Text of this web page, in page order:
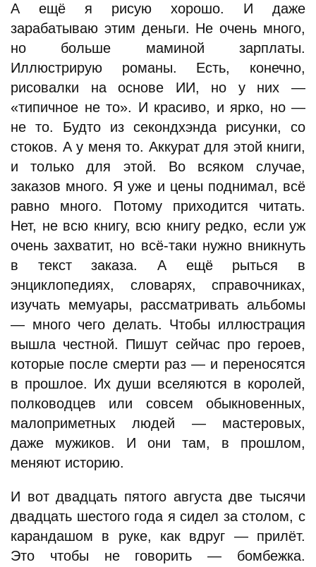
А ещё я рисую хорошо. И даже
зарабатываю этим деньги. Не очень много,
но больше маминой зарплаты.
Иллюстрирую романы. Есть, конечно,
рисовалки на основе ИИ, но у них —
«типичное не то». И красиво, и ярко, но —
не то. Будто из секондхэнда рисунки, со
стоков. А у меня то. Аккурат для этой книги,
и только для этой. Во всяком случае,
заказов много. Я уже и цены поднимал, всё
равно много. Потому приходится читать.
Нет, не всю книгу, всю книгу редко, если уж
очень захватит, но всё-таки нужно вникнуть
в текст заказа. А ещё рыться в
энциклопедиях, словарях, справочниках,
изучать мемуары, рассматривать альбомы
— много чего делать. Чтобы иллюстрация
вышла честной. Пишут сейчас про героев,
которые после смерти раз — и переносятся
в прошлое. Их души вселяются в королей,
полководцев или совсем обыкновенных,
малоприметных людей — мастеровых,
даже мужиков. И они там, в прошлом,
меняют историю.
И вот двадцать пятого августа две тысячи
двадцать шестого года я сидел за столом, с
карандашом в руке, как вдруг — прилёт.
Это чтобы не говорить — бомбежка.